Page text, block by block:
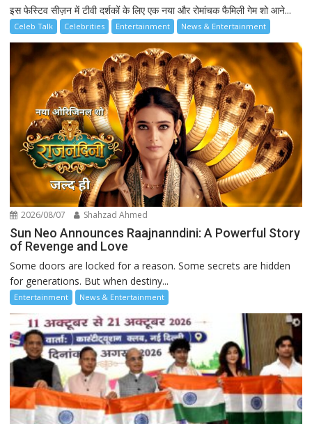
इस फेस्टिव सीज़न में टीवी दर्शकों के लिए एक नया और रोमांचक फैमिली गेम शो आने...
Celeb Talk Celebrities Entertainment News & Entertainment
2026/08/07 Shahzad Ahmed
Sun Neo Announces Raajnanndini: A Powerful Story
of Revenge and Love
Some doors are locked for a reason. Some secrets are hidden
for generations. But when destiny...
Entertainment News & Entertainment